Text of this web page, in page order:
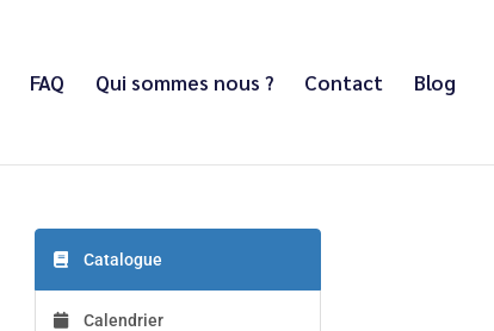
FAQ Qui sommes nous ? Contact Blog
Catalogue
Calendrier